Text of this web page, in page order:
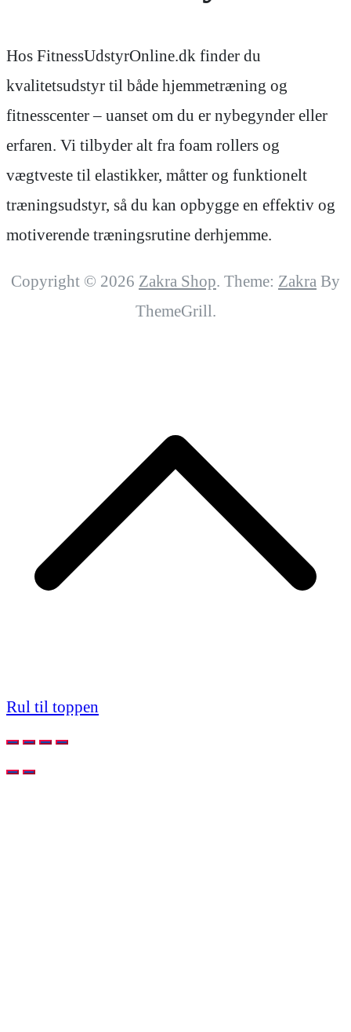
Hos FitnessUdstyrOnline.dk finder du
kvalitetsudstyr til både hjemmetræning og
fitnesscenter – uanset om du er nybegynder eller
erfaren. Vi tilbyder alt fra foam rollers og
vægtveste til elastikker, måtter og funktionelt
træningsudstyr, så du kan opbygge en effektiv og
motiverende træningsrutine derhjemme.
Copyright © 2026 Zakra Shop. Theme: Zakra By
ThemeGrill.
Rul til toppen